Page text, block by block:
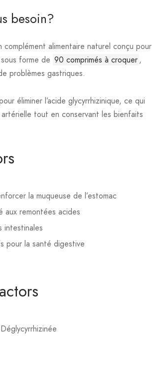
besoin?
alimentaire naturel conçu pour
forme de 90 comprimés à croquer,
problèmes gastriques.
éliminer l’acide glycyrrhizinique, ce qui
tout en conservant les bienfaits
la muqueuse de l’estomac
remontées acides
pour la santé digestive